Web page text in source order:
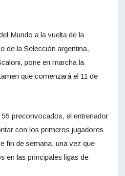
Mundo a la vuelta de la
de la Selección argentina,
pone en marcha la
que comenzará el 11 de
preconvocados, el entrenador
con los primeros jugadores
fin de semana, una vez que
en las principales ligas de